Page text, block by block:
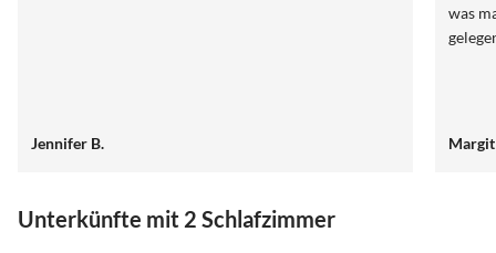
Jennifer B.
was man
Unterkünfte mit 2 Schlafzimmer